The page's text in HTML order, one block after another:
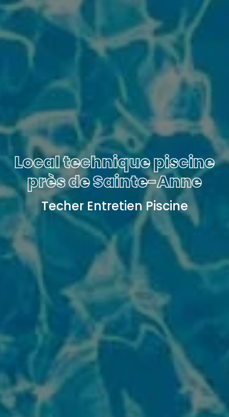
Local technique piscine
près de Sainte-Anne
Techer Entretien Piscine